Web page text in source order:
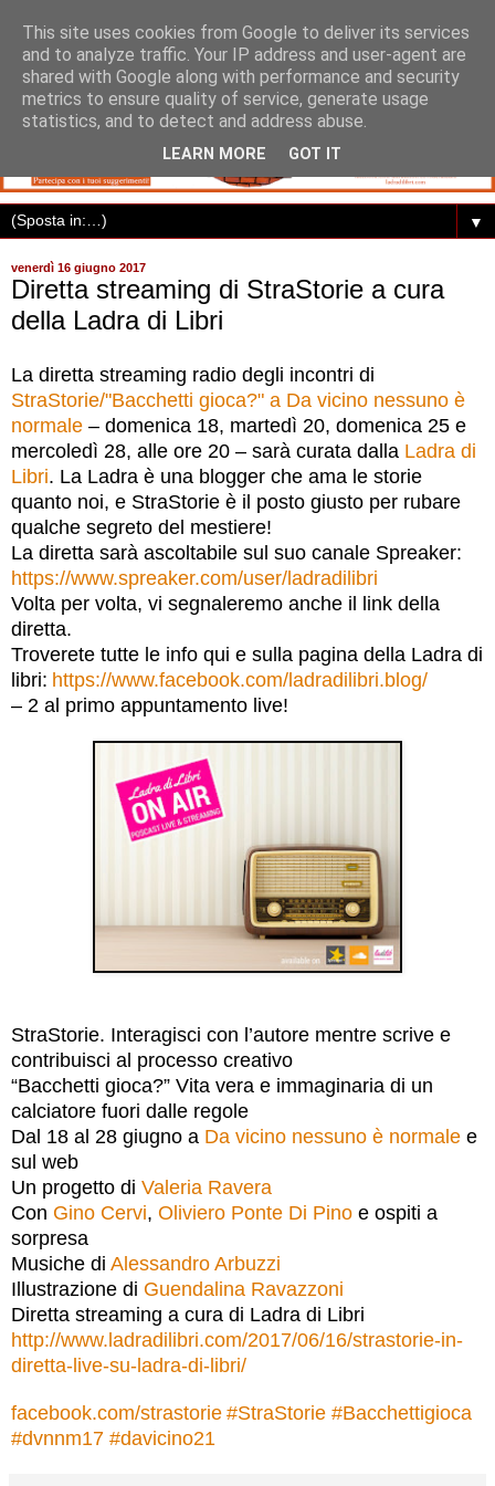
▼
venerdì 16 giugno 2017
Diretta streaming di StraStorie a cura
della Ladra di Libri
La diretta streaming radio degli incontri di
StraStorie/"Bacchetti gioca?" a Da vicino nessuno è
normale – domenica 18, martedì 20, domenica 25 e
mercoledì 28, alle ore 20 – sarà curata dalla Ladra di
Libri. La Ladra è una blogger che ama le storie
quanto noi, e StraStorie è il posto giusto per rubare
qualche segreto del mestiere!
La diretta sarà ascoltabile sul suo canale Spreaker:
https://www.spreaker.com/user/ladradilibri
Volta per volta, vi segnaleremo anche il link della
diretta.
Troverete tutte le info qui e sulla pagina della Ladra di
libri: https://www.facebook.com/ladradilibri.blog/
– 2 al primo appuntamento live!
StraStorie. Interagisci con l’autore mentre scrive e
contribuisci al processo creativo
“Bacchetti gioca?” Vita vera e immaginaria di un
calciatore fuori dalle regole
Dal 18 al 28 giugno a Da vicino nessuno è normale e
sul web
Un progetto di Valeria Ravera
Con Gino Cervi, Oliviero Ponte Di Pino e ospiti a
sorpresa
Musiche di Alessandro Arbuzzi
Illustrazione di Guendalina Ravazzoni
Diretta streaming a cura di Ladra di Libri
http://www.ladradilibri.com/2017/06/16/strastorie-in-
diretta-live-su-ladra-di-libri/
facebook.com/strastorie #StraStorie #Bacchettigioca
#dvnnm17 #davicino21
This site uses cookies from Google to deliver its services
and to analyze traffic. Your IP address and user-agent are
shared with Google along with performance and security
metrics to ensure quality of service, generate usage
statistics, and to detect and address abuse.
LEARN MORE GOT IT